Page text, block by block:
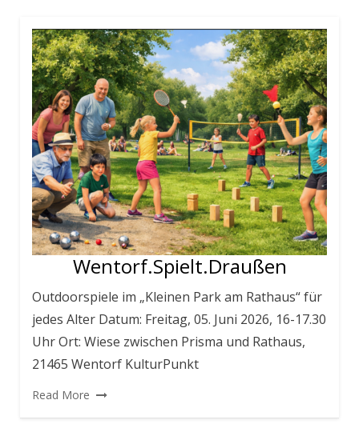
Wentorf.Spielt.Draußen
Outdoorspiele im „Kleinen Park am Rathaus“ für
jedes Alter Datum: Freitag, 05. Juni 2026, 16-17.30
Uhr Ort: Wiese zwischen Prisma und Rathaus,
21465 Wentorf KulturPunkt
Read More